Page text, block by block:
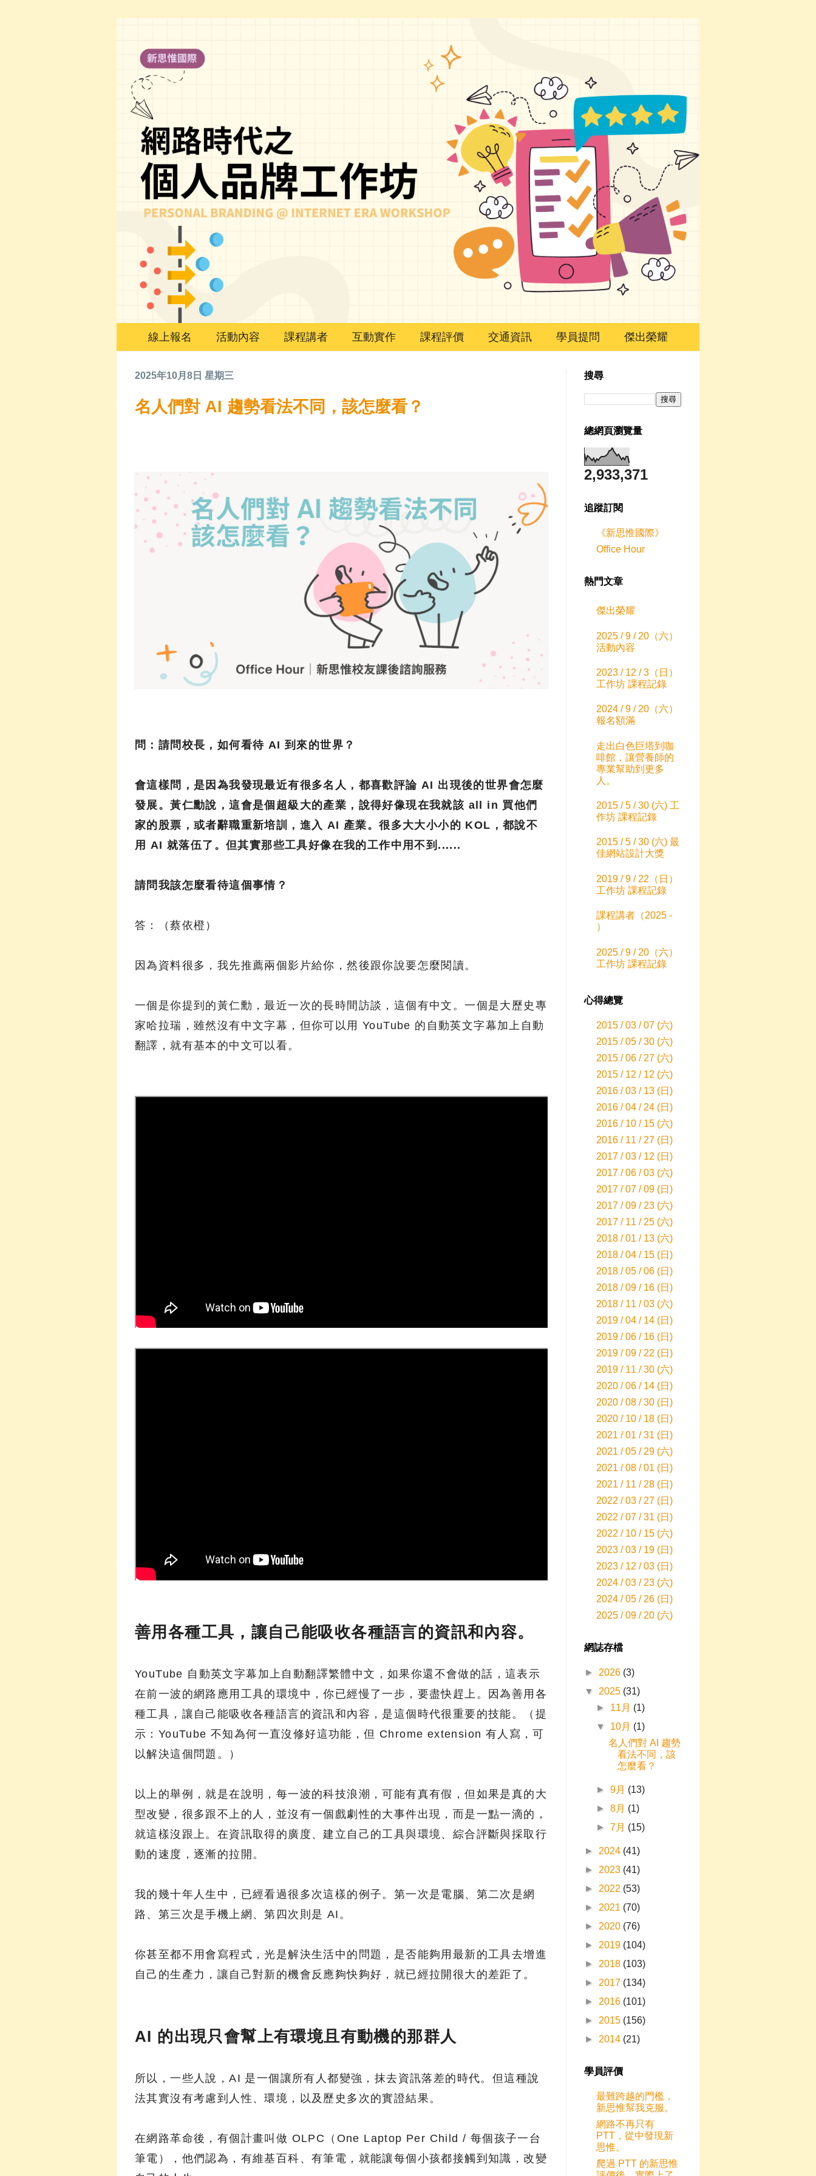
線上報名 活動內容 課程講者 互動實作 課程評價 交通資訊 學員提問 傑出榮耀
2025年10月8日 星期三
名人們對 AI 趨勢看法不同，該怎麼看？
問：請問校長，如何看待 AI 到來的世界？
會這樣問，是因為我發現最近有很多名人，都喜歡評論 AI 出現後的世界會怎麼
發展。黃仁勳說，這會是個超級大的產業，說得好像現在我就該 all in 買他們
家的股票，或者辭職重新培訓，進入 AI 產業。很多大大小小的 KOL，都說不
用 AI 就落伍了。但其實那些工具好像在我的工作中用不到......
請問我該怎麼看待這個事情？
答：（蔡依橙）
因為資料很多，我先推薦兩個影片給你，然後跟你說要怎麼閱讀。
一個是你提到的黃仁勳，最近一次的長時間訪談，這個有中文。一個是大歷史專
家哈拉瑞，雖然沒有中文字幕，但你可以用 YouTube 的自動英文字幕加上自動
翻譯，就有基本的中文可以看。
善用各種工具，讓自己能吸收各種語言的資訊和內容。
YouTube 自動英文字幕加上自動翻譯繁體中文，如果你還不會做的話，這表示
在前一波的網路應用工具的環境中，你已經慢了一步，要盡快趕上。因為善用各
種工具，讓自己能吸收各種語言的資訊和內容，是這個時代很重要的技能。（提
示：YouTube 不知為何一直沒修好這功能，但 Chrome extension 有人寫，可
以解決這個問題。）
以上的舉例，就是在說明，每一波的科技浪潮，可能有真有假，但如果是真的大
型改變，很多跟不上的人，並沒有一個戲劇性的大事件出現，而是一點一滴的，
就這樣沒跟上。在資訊取得的廣度、建立自己的工具與環境、綜合評斷與採取行
動的速度，逐漸的拉開。
我的幾十年人生中，已經看過很多次這樣的例子。第一次是電腦、第二次是網
路、第三次是手機上網、第四次則是 AI。
你甚至都不用會寫程式，光是解決生活中的問題，是否能夠用最新的工具去增進
自己的生產力，讓自己對新的機會反應夠快夠好，就已經拉開很大的差距了。
AI 的出現只會幫上有環境且有動機的那群人
所以，一些人說，AI 是一個讓所有人都變強，抹去資訊落差的時代。但這種說
法其實沒有考慮到人性、環境，以及歷史多次的實證結果。
在網路革命後，有個計畫叫做 OLPC（One Laptop Per Child / 每個孩子一台
筆電），他們認為，有維基百科、有筆電，就能讓每個小孩都接觸到知識，改變
搜尋
總網頁瀏覽量
2,933,371
追蹤訂閱
《新思惟國際》
Office Hour
熱門文章
傑出榮耀
2025 / 9 / 20（六）
活動內容
2023 / 12 / 3（日）
工作坊 課程記錄
2024 / 9 / 20（六）
報名額滿
走出白色巨塔到咖
啡館，讓營養師的
專業幫助到更多
人。
2015 / 5 / 30 (六) 工
作坊 課程記錄
2015 / 5 / 30 (六) 最
佳網站設計大獎
2019 / 9 / 22（日）
工作坊 課程記錄
課程講者（2025 -
）
2025 / 9 / 20（六）
工作坊 課程記錄
心得總覽
2015 / 03 / 07 (六)
2015 / 05 / 30 (六)
2015 / 06 / 27 (六)
2015 / 12 / 12 (六)
2016 / 03 / 13 (日)
2016 / 04 / 24 (日)
2016 / 10 / 15 (六)
2016 / 11 / 27 (日)
2017 / 03 / 12 (日)
2017 / 06 / 03 (六)
2017 / 07 / 09 (日)
2017 / 09 / 23 (六)
2017 / 11 / 25 (六)
2018 / 01 / 13 (六)
2018 / 04 / 15 (日)
2018 / 05 / 06 (日)
2018 / 09 / 16 (日)
2018 / 11 / 03 (六)
2019 / 04 / 14 (日)
2019 / 06 / 16 (日)
2019 / 09 / 22 (日)
2019 / 11 / 30 (六)
2020 / 06 / 14 (日)
2020 / 08 / 30 (日)
2020 / 10 / 18 (日)
2021 / 01 / 31 (日)
2021 / 05 / 29 (六)
2021 / 08 / 01 (日)
2021 / 11 / 28 (日)
2022 / 03 / 27 (日)
2022 / 07 / 31 (日)
2022 / 10 / 15 (六)
2023 / 03 / 19 (日)
2023 / 12 / 03 (日)
2024 / 03 / 23 (六)
2024 / 05 / 26 (日)
2025 / 09 / 20 (六)
網誌存檔
► 2026 (3)
▼ 2025 (31)
► 11月 (1)
▼ 10月 (1)
名人們對 AI 趨勢
看法不同，該
怎麼看？
►9月 (13)
►8月 (1)
►7月 (15)
► 2024 (41)
► 2023 (41)
► 2022 (53)
► 2021 (70)
► 2020 (76)
► 2019 (104)
► 2018 (103)
► 2017 (134)
► 2016 (101)
► 2015 (156)
► 2014 (21)
學員評價
最難跨越的門檻，
新思惟幫我克服。
網路不再只有
PTT，從中發現新
思惟。
爬過 PTT 的新思惟